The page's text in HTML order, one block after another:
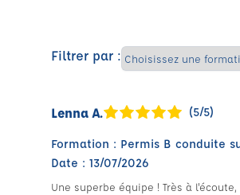
Filtrer par :
Lenna A. (5/5)
Formation : Permis B conduite
Date : 13/07/2026
Une superbe équipe ! Très à